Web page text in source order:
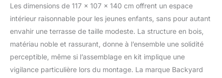
toujours se dérouler en
toute sécurité. Sable
QUALITÉ: Sweetwater
est fabriqué en bois de
cèdre de haute qualité
et préteint. Le bois de
Les dimensions de 117 x 107 x 140 cm offrent un espace
intérieur raisonnable pour les jeunes enfants, sans pour autant
envahir une terrasse de taille modeste. La structure en bois,
matériau noble et rassurant, donne à l’ensemble une solidité
perceptible, même si l’assemblage en kit implique une
vigilance particulière lors du montage. La marque Backyard